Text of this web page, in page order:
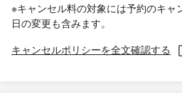
※キャンセル料の対象には予約のキャ
日の変更も含みます。
キャンセルポリシーを全文確認する